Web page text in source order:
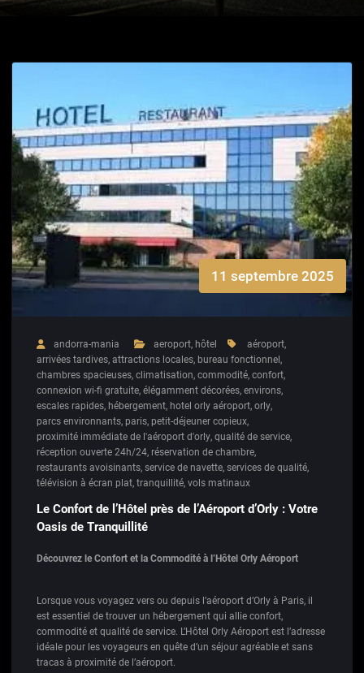
11 septembre 2025
andorra-mania aeroport, hôtel aéroport,
arrivées tardives, attractions locales, bureau fonctionnel ,
chambres spacieuses, climatisation, commodité, confort,
connexion wi-fi gratuite, élégamment décorées, environs,
escales rapides, hébergement, hotel orly aéroport, orly,
parcs environnants, paris, petit-déjeuner copieux,
proximité immédiate de l'aéroport d'orly, qualité de service,
réception ouverte 24h/24, réservation de chambre,
restaurants avoisinants, service de navette, services de qualité,
télévision à écran plat, tranquillité, vols matinaux
Le Confort de l’Hôtel près de l’Aéroport d’Orly : Votre
Oasis de Tranquillité
Découvrez le Confort et la Commodité à l’Hôtel Orly Aéroport
Lorsque vous voyagez vers ou depuis l’aéroport d’Orly à Paris, il
est essentiel de trouver un hébergement qui allie confort,
commodité et qualité de service. L’Hôtel Orly Aéroport est l’adresse
idéale pour les voyageurs en quête d’un séjour agréable et sans
tracas à proximité de l’aéroport.